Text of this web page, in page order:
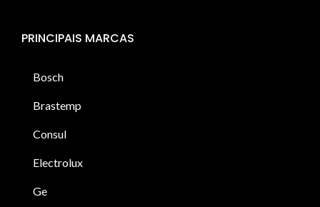
PRINCIPAIS MARCAS
Bosch
Brastemp
Consul
Electrolux
Ge